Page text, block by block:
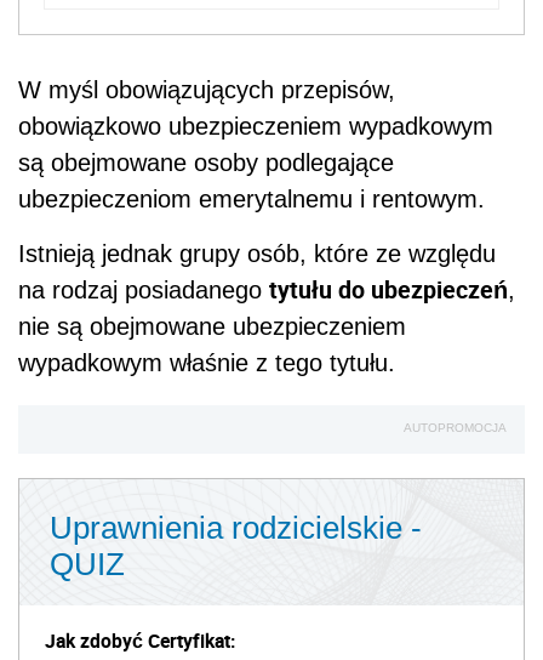
W myśl obowiązujących przepisów,
obowiązkowo ubezpieczeniem wypadkowym
są obejmowane osoby podlegające
ubezpieczeniom emerytalnemu i rentowym.
Istnieją jednak grupy osób, które ze względu
na rodzaj posiadanego tytułu do ubezpieczeń,
nie są obejmowane ubezpieczeniem
wypadkowym właśnie z tego tytułu.
AUTOPROMOCJA
Uprawnienia rodzicielskie -
QUIZ
Jak zdobyć Certyfikat: